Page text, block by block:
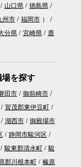
山口県
徳島県
州市 福岡市）
分県 宮崎県
鹿
を探す
田市
御前崎市
賀茂郡東伊豆町
湖西市
御殿場市
静岡市駿河区
駿東郡清水町
駿
郡川根本町
榛原